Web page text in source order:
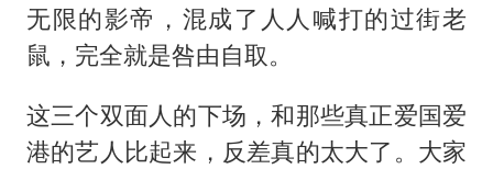
无限的影帝，混成了人人喊打的过街老
鼠，完全就是咎由自取。
这三个双面人的下场，和那些真正爱国爱
港的艺人比起来，反差真的太大了。大家